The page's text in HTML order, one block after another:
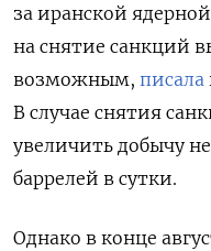
за иранской
на снятие санкций
возможным, писала
В случае снятия
увеличить добычу
баррелей в сутки.
Однако в конце